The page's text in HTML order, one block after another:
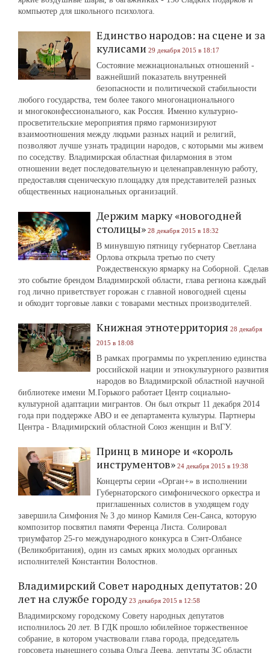
компьютер для школьного психолога.
Единство народов: на сцене и за
кулисами 29 декабря 2015 в 18:17
Состояние межнациональных отношений -
важнейший показатель внутренней
безопасности и политической стабильности
любого государства, тем более такого многонационального
и многоконфессионального, как Россия. Именно культурно-
просветительские мероприятия прямо гармонизируют
взаимоотношения между людьми разных наций и религий,
позволяют лучше узнать традиции народов, с которыми мы живем
по соседству. Владимирская областная филармония в этом
отношении ведет последовательную и целенаправленную работу,
предоставляя сценическую площадку для представителей разных
общественных национальных организаций.
Держим марку «новогодней
столицы» 28 декабря 2015 в 18:32
В минувшую пятницу губернатор Светлана
Орлова открыла третью по счету
Рождественскую ярмарку на Соборной. Сделав
это событие брендом Владимирской области, глава региона каждый
год лично приветствует горожан с главной новогодней сцены
и обходит торговые лавки с товарами местных производителей.
Книжная этнотерритория 28 декабря
2015 в 18:08
В рамках программы по укреплению единства
российской нации и этнокультурного развития
народов во Владимирской областной научной
библиотеке имени М.Горького работает Центр социально-
культурной адаптации мигрантов. Он был открыт 11 декабря 2014
года при поддержке АВО и ее департамента культуры. Партнеры
Центра - Владимирский областной Союз женщин и ВлГУ.
Принц в миноре и «король
инструментов» 24 декабря 2015 в 19:38
Концерты серии «Орган+» в исполнении
Губернаторского симфонического оркестра и
приглашенных солистов в уходящем году
завершила Симфония № 3 до минор Камиля Сен-Санса, которую
композитор посвятил памяти Ференца Листа. Солировал
триумфатор 25-го международного конкурса в Сэнт-Олбансе
(Великобритания), один из самых ярких молодых органных
исполнителей Константин Волостнов.
Владимирский Совет народных депутатов: 20
лет на службе городу 23 декабря 2015 в 12:58
Владимирскому городскому Совету народных депутатов
исполнилось 20 лет. В ГДК прошло юбилейное торжественное
собрание, в котором участвовали глава города, председатель
горсовета нынешнего созыва Ольга Деева, депутаты ЗС области